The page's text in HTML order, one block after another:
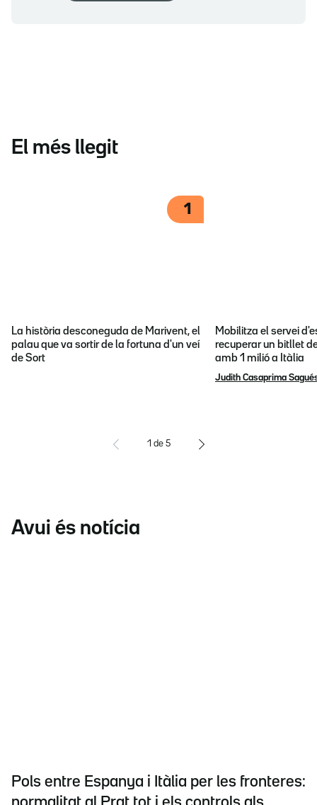
El més llegit
1
La història desconeguda de Marivent, el
palau que va sortir de la fortuna d'un veí
de Sort
Mobilitza el servei
recuperar un bitllet
amb 1 milió a Itàlia
Judith Casaprima
1 de 5
Avui és notícia
Pols entre Espanya i Itàlia per les fronteres: